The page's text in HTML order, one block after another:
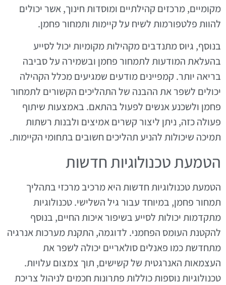
מקומיים, מרכזים קהילתיים ומוסדות חינוך, אשר יכולים
להוות פלטפורמות לשיח על קיימות ותמחור פחמן.
בנוסף, גיוס מתנדבים מקהילות מקומיות יכול לסייע
בהעלאת המודעות לתמחור פחמן ובשמירה על סביבה
בריאה יותר. קמפיינים מודעים שמגיעים מכלל הקהילה
יכולים לשפר את ההבנה של התהליכים הקשורים לתמחור
פחמן ולשכנע אנשים לפעול בהתאם. באמצעות שיתוף
פעולה כזה, ניתן ליצור קשרים אמיצים ולבנות רשתות
תמיכה שיכולות להניע תהליכים חשובים בתחומי הקיימות.
הטמעת טכנולוגיות חדשות
הטמעת טכנולוגיות חדשות היא מרכיב מרכזי בתהליך
תמחור פחמן, במיוחד עבור גיל השלישי. טכנולוגיות
מתקדמות יכולות לסייע בשיפור איכות החיים, בנוסף
להקטנת העומס הפחמני. לדוגמה, התקנת מערכות אנרגיה
מתחדשת כמו פאנלים סולאריים יכולה לשפר את
העצמאות האנרגטית של קשישים, תוך צמצום עלויות.
טכנולוגיות נוספות כוללות פתרונות חכמים לניהול צריכת